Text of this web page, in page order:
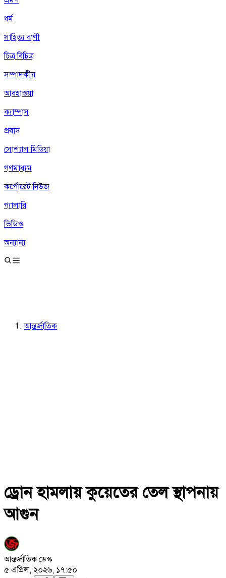
ধর্ম
সাহিত্য বাণী
চিত্র বিচিত্র
সম্পাদকীয়
আবহাওয়া
ক্যাম্পাস
প্রবাস
সোশ্যাল মিডিয়া
গণমাধ্যম
কর্পোরেট নিউজ
গ্যালারি
ভিডিও
অন্যান্য
আন্তর্জাতিক
ড্রোন হামলায় কুয়েতের তেল স্থাপনায়
আগুন
আন্তর্জাতিক ডেস্ক
৫ এপ্রিল, ২০২৬, ১৭:৫০